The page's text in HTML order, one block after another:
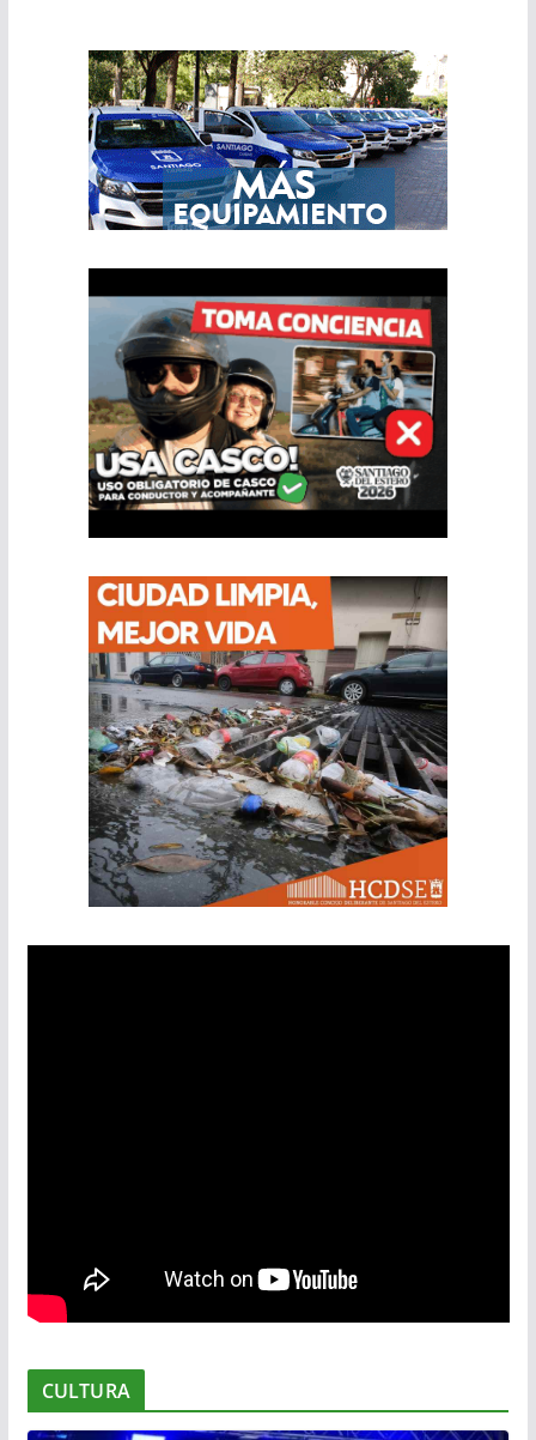
CULTURA